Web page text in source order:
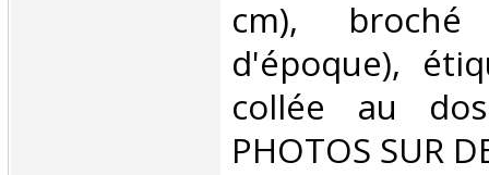
cm),
d'époque),
collée au
PHOTOS SUR